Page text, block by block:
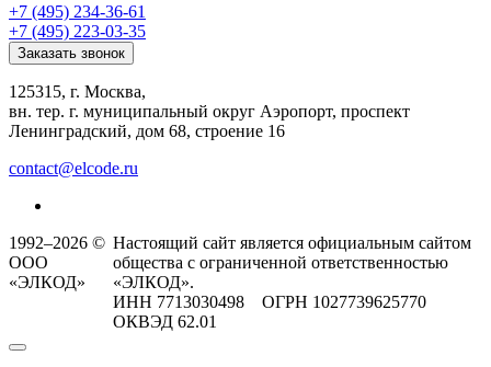
+7 (495) 234-36-61
+7 (495) 223-03-35
Заказать звонок
125315, г. Москва,
вн. тер. г. муниципальный округ Аэропорт, проспект
Ленинградский, дом 68, строение 16
contact@elcode.ru
1992–2026 ©
ООО
«ЭЛКОД»
Настоящий сайт является официальным сайтом
общества с ограниченной ответственностью
«ЭЛКОД».
ИНН 7713030498 ОГРН 1027739625770
ОКВЭД 62.01